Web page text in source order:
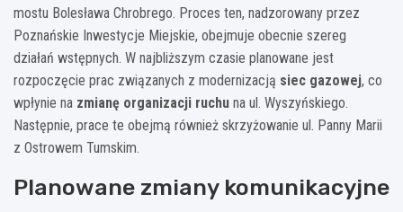
mostu Bolesława Chrobrego. Proces ten, nadzorowany przez
Poznańskie Inwestycje Miejskie, obejmuje obecnie szereg
działań wstępnych. W najbliższym czasie planowane jest
rozpoczęcie prac związanych z modernizacją siec gazowej, co
wpłynie na zmianę organizacji ruchu na ul. Wyszyńskiego.
Następnie, prace te obejmą również skrzyżowanie ul. Panny Marii
z Ostrowem Tumskim.
Planowane zmiany komunikacyjne